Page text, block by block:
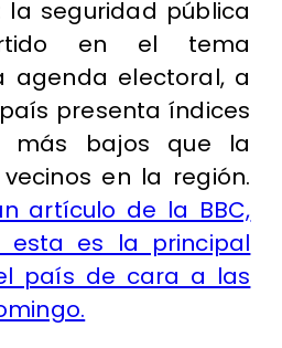
la seguridad pública
en el tema
agenda electoral, a
presenta índices
más bajos que la
en la región.
artículo de la BBC,
esta es la principal
país de cara a las